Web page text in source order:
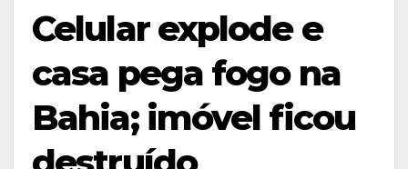
Celular explode e
casa pega fogo na
Bahia; imóvel ficou